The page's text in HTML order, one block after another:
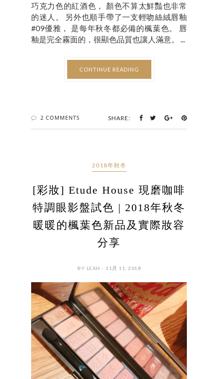
巧克力色的紅酒色， 顏色不算太鮮豔也非常
的迷人。 另外也順手帶了一支輕吻絲絨唇釉
#09優雅， 是每年秋冬都必備的楓葉色。 唇
釉是完全霧面的，很顯色品質也讓人滿意。 ...
CONTINUE READING
2 COMMENTS SHARE:
2018年秋冬
[彩妝] Etude House 現磨咖啡
特調眼影盤試色 | 2018年秋冬
暖暖的楓葉色新品及實際妝容
分享
BY LEAH - 11月 11, 2018